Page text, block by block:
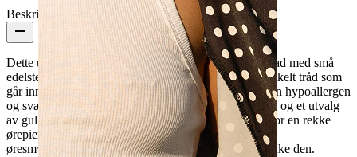
Beskrivelse
Dette unike smykket ser ut som to ringer, en med en rad med små
edelstener og en uten. De to ringene er koblet til en enkelt tråd som
går inn i piercingen din. Laget av titan, er denne ringen hypoallergen
og svært slitesterk. Tilgjengelig i forskjellige diametre, og et utvalg
av gull- og sølvfinisher, er denne vakre ringen egnet for en rekke
ørepiercinger og vil være et glamorøst supplement til
øresmykkesamlingen din, uansett hvor du velger å bruke den.